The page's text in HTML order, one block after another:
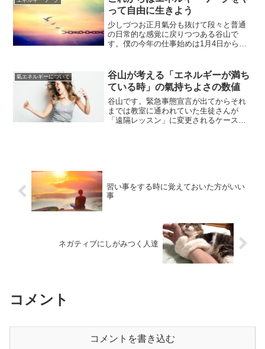
って自由に生きよう
少しづつお正月氣分も抜けて段々と普通
の日常的な感覚に戻りつつある谷山で
す。僕の今年の仕事始めは1月4日からで
過ぎたばかりなのにたくさんの生徒さん
が来てくれるのはありがた...
氣エネルギーについて
谷山が考える「エネルギーが満ち
ている時」の氣持ちよさの数値
谷山です。緊急事態宣言が出てからそれ
までは教室に通われていた生徒さんが
「遠隔レッスン」に変更されるケースが
習い事をする時に覚えておいた方がいい
事
ネガティブにしがみつく人達
コメント
コメントを書き込む